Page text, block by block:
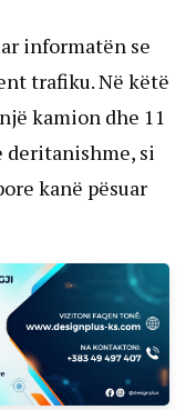
informatën se
trafiku. Në këtë
kamion dhe 11
deritanishme, si
kanë pësuar